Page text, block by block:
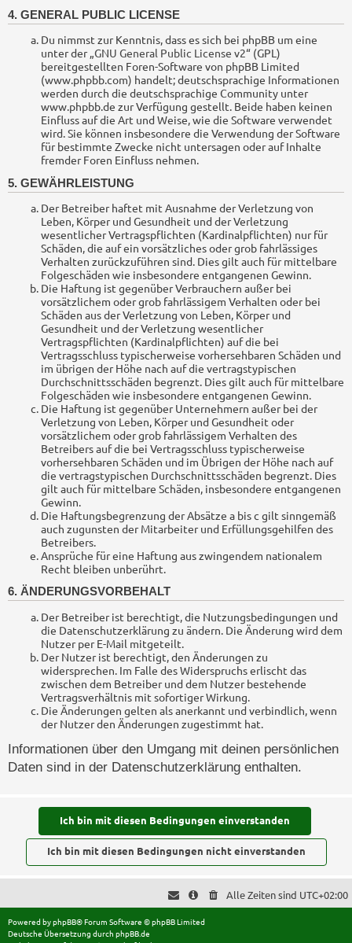
4. GENERAL PUBLIC LICENSE
Du nimmst zur Kenntnis, dass es sich bei phpBB um eine
unter der „GNU General Public License v2“ (GPL)
bereitgestellten Foren-Software von phpBB Limited
(www.phpbb.com) handelt; deutschsprachige Informationen
werden durch die deutschsprachige Community unter
www.phpbb.de zur Verfügung gestellt. Beide haben keinen
Einfluss auf die Art und Weise, wie die Software verwendet
wird. Sie können insbesondere die Verwendung der Software
für bestimmte Zwecke nicht untersagen oder auf Inhalte
fremder Foren Einfluss nehmen.
5. GEWÄHRLEISTUNG
Der Betreiber haftet mit Ausnahme der Verletzung von
Leben, Körper und Gesundheit und der Verletzung
wesentlicher Vertragspflichten (Kardinalpflichten) nur für
Schäden, die auf ein vorsätzliches oder grob fahrlässiges
Verhalten zurückzuführen sind. Dies gilt auch für mittelbare
Folgeschäden wie insbesondere entgangenen Gewinn.
Die Haftung ist gegenüber Verbrauchern außer bei
vorsätzlichem oder grob fahrlässigem Verhalten oder bei
Schäden aus der Verletzung von Leben, Körper und
Gesundheit und der Verletzung wesentlicher
Vertragspflichten (Kardinalpflichten) auf die bei
Vertragsschluss typischerweise vorhersehbaren Schäden und
im übrigen der Höhe nach auf die vertragstypischen
Durchschnittsschäden begrenzt. Dies gilt auch für mittelbare
Folgeschäden wie insbesondere entgangenen Gewinn.
Die Haftung ist gegenüber Unternehmern außer bei der
Verletzung von Leben, Körper und Gesundheit oder
vorsätzlichem oder grob fahrlässigem Verhalten des
Betreibers auf die bei Vertragsschluss typischerweise
vorhersehbaren Schäden und im Übrigen der Höhe nach auf
die vertragstypischen Durchschnittsschäden begrenzt. Dies
gilt auch für mittelbare Schäden, insbesondere entgangenen
Gewinn.
Die Haftungsbegrenzung der Absätze a bis c gilt sinngemäß
auch zugunsten der Mitarbeiter und Erfüllungsgehilfen des
Betreibers.
Ansprüche für eine Haftung aus zwingendem nationalem
Recht bleiben unberührt.
6. ÄNDERUNGSVORBEHALT
Der Betreiber ist berechtigt, die Nutzungsbedingungen und
die Datenschutzerklärung zu ändern. Die Änderung wird dem
Nutzer per E-Mail mitgeteilt.
Der Nutzer ist berechtigt, den Änderungen zu
widersprechen. Im Falle des Widerspruchs erlischt das
zwischen dem Betreiber und dem Nutzer bestehende
Vertragsverhältnis mit sofortiger Wirkung.
Die Änderungen gelten als anerkannt und verbindlich, wenn
der Nutzer den Änderungen zugestimmt hat.
Informationen über den Umgang mit deinen persönlichen
Daten sind in der Datenschutzerklärung enthalten.
Alle Zeiten sind UTC+02:00
Powered byphpBB® Forum Software © phpBB Limited
Deutsche Übersetzung durch phpBB.de